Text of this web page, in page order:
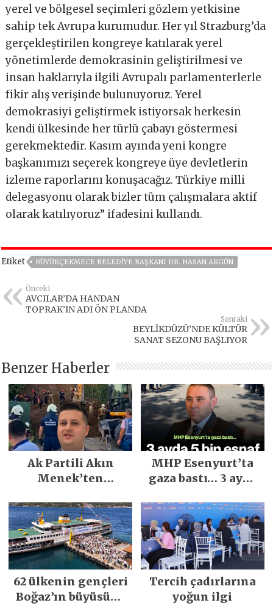
yerel ve bölgesel seçimleri gözlem yetkisine
sahip tek Avrupa kurumudur. Her yıl Strazburg’da
gerçekleştirilen kongreye katılarak yerel
yönetimlerde demokrasinin geliştirilmesi ve
insan haklarıyla ilgili Avrupalı parlamenterlerle
fikir alış verişinde bulunuyoruz. Yerel
demokrasiyi geliştirmek istiyorsak herkesin
kendi ülkesinde her türlü çabayı göstermesi
gerekmektedir. Kasım ayında yeni kongre
başkanımızı seçerek kongreye üye devletlerin
izleme raporlarını konuşacağız. Türkiye milli
delegasyonu olarak bizler tüm çalışmalara aktif
olarak katılıyoruz” ifadesini kullandı.
Etiket BÜYÜKÇEKMECE BELEDIYE BAŞKANI DR. HASAN AKGÜN
Önceki
AVCILAR’DA HANDAN
TOPRAK’IN ADI ÖN PLANDA
Sonraki
BEYLİKDÜZÜ’NDE KÜLTÜR
SANAT SEZONU BAŞLIYOR
Benzer Haberler
Ak Partili Akın
Menek’ten
heyelan sonrası
kritik uyarı
MHP Esenyurt’ta
gaza bastı… 3 ayda
edildi
62 ülkenin gençleri
Boğaz’ın büyüsüne
Tercih çadırlarına
yoğun ilgi